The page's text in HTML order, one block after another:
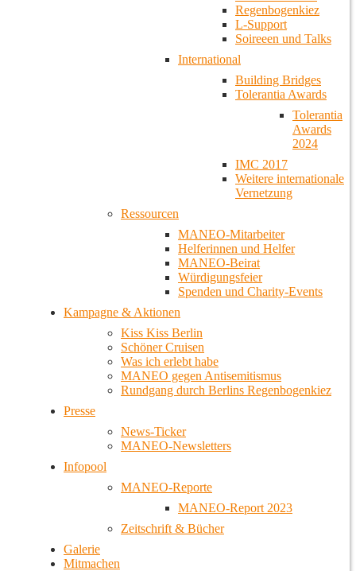
Regenbogenkiez
L-Support
Soireeen und Talks
International
Building Bridges
Tolerantia Awards
Tolerantia
Awards
2024
IMC 2017
Weitere internationale
Vernetzung
Ressourcen
MANEO-Mitarbeiter
Helferinnen und Helfer
MANEO-Beirat
Würdigungsfeier
Spenden und Charity-Events
Kampagne & Aktionen
Kiss Kiss Berlin
Schöner Cruisen
Was ich erlebt habe
MANEO gegen Antisemitismus
Rundgang durch Berlins Regenbogenkiez
Presse
News-Ticker
MANEO-Newsletters
Infopool
MANEO-Reporte
MANEO-Report 2023
Zeitschrift & Bücher
Galerie
Mitmachen